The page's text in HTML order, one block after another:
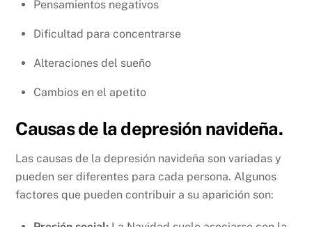
Pensamientos negativos
Dificultad para concentrarse
Alteraciones del sueño
Cambios en el apetito
Causas de la depresión navideña.
Las causas de la depresión navideña son variadas y
pueden ser diferentes para cada persona. Algunos
factores que pueden contribuir a su aparición son: